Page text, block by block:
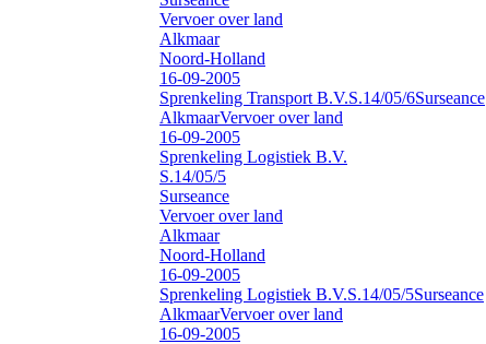
Vervoer over land
Alkmaar
Noord-Holland
16-09-2005
Sprenkeling Transport B.V.S.14/05/6Surseance
AlkmaarVervoer over land
16-09-2005
Sprenkeling Logistiek B.V.
S.14/05/5
Surseance
Vervoer over land
Alkmaar
Noord-Holland
16-09-2005
Sprenkeling Logistiek B.V.S.14/05/5Surseance
AlkmaarVervoer over land
16-09-2005